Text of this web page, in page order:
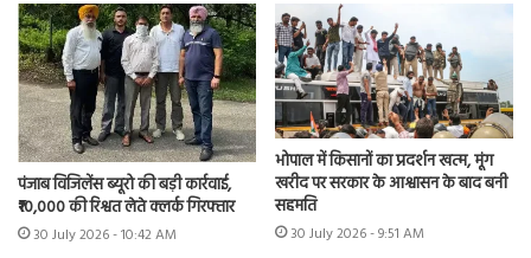
पंजाब विजिलेंस ब्यूरो की बड़ी कार्रवाई,
₹10,000 की रिश्वत लेते क्लर्क गिरफ्तार
30 July 2026 - 10:42 AM
भोपाल में किसानों का प्रदर्शन खत्म, मूंग
खरीद पर सरकार के आश्वासन के बाद बनी
सहमति
30 July 2026 - 9:51 AM